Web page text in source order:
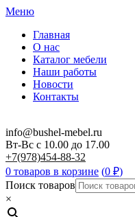
Меню
Главная
О нас
Каталог мебели
Наши работы
Новости
Контакты
info@bushel-mebel.ru
Вт-Вс c 10.00 до 17.00
+7(978)454-88-32
0 товаров в корзине (0 ₽)
Поиск товаров
×